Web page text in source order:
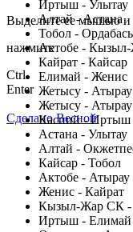
Иртыш - Улытау
Алтай - Астана
Тобол -
Актобе -
Кайрат - Кайсар
Елимай - Женис
Жетысу - Атырау
Жетысу - Атырау
Каспий - Иртыш
Астана - Улытау
Алтай -
Кайсар - Тобол
Актобе - Атырау
Женис - Кайрат
Кызыл-Жар СК -
Иртыш - Елимай
Заметили ошибку в
Выделите ее мышью и
нажмите
Ctrl
Enter
Сделано Весной